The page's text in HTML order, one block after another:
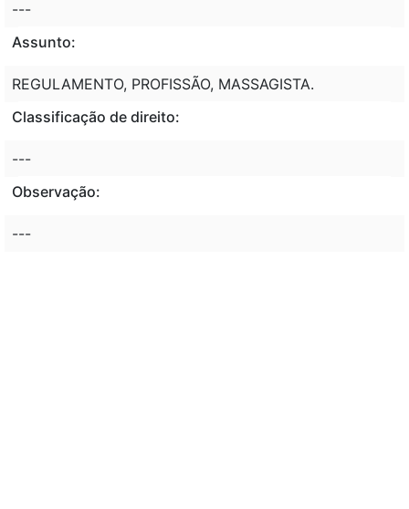
---
Assunto:
REGULAMENTO, PROFISSÃO, MASSAGISTA.
Classificação de direito:
---
Observação:
---